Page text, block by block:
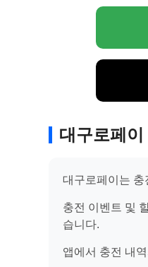
대구로페
대구로페이는 충
충전 이벤트 및
습니다.
앱에서 충전 내